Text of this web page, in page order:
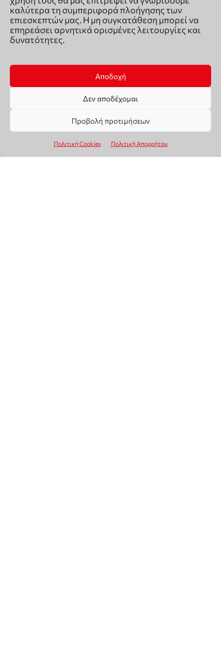
καλύτερα τη συμπεριφορά πλοήγησης των
επιεσκεπτών μας. Η μη συγκατάθεση μπορεί να
επηρεάσει αρνητικά ορισμένες λειτουργίες και
δυνατότητες.
Αποδοχή
Δεν αποδέχομαι
Προβολή προτιμήσεων
Πολιτική Cookies Πολιτική Απορρήτου